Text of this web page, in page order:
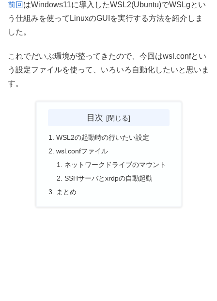
前回 はWindows11に導入したWSL2(Ubuntu)でWSLgとい
う仕組みを使ってLinuxのGUIを実行する方法を紹介しま
した。
これでだいぶ環境が整ってきたので、今回はwsl.confとい
う設定ファイルを使って、いろいろ自動化したいと思いま
す。
目次
WSL2の起動時の行いたい設定
wsl.confファイル
ネットワークドライブのマウント
SSHサーバとxrdpの自動起動
まとめ